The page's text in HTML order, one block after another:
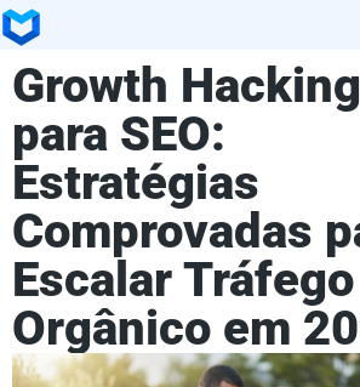
Growth Hacking
para SEO:
Estratégias
Comprovadas
Escalar Tráfego
Orgânico em